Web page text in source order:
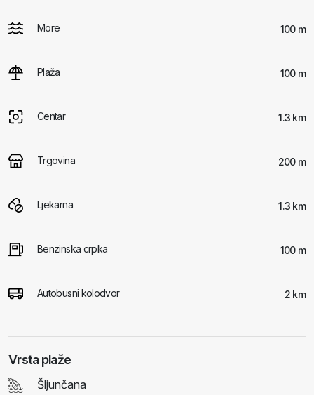
More 100 m
Plaža 100 m
Centar 1.3 km
Trgovina 200 m
Ljekarna 1.3 km
Benzinska crpka 100 m
Autobusni kolodvor 2 km
Vrsta plaže
Šljunčana